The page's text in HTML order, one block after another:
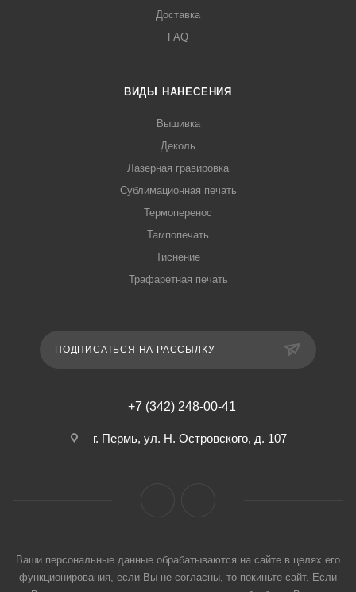
Доставка
FAQ
ВИДЫ НАНЕСЕНИЯ
Вышивка
Деколь
Лазерная гравировка
Сублимационная печать
Термоперенос
Тампопечать
Тиснение
Трафаретная печать
ПОДПИСАТЬСЯ НА РАССЫЛКУ
+7 (342) 248-00-41
г. Пермь, ул. Н. Островского, д. 107
Ваши персональные данные обрабатываются на сайте в целях его
функционирования, если Вы не согласны, то покиньте сайт. Если